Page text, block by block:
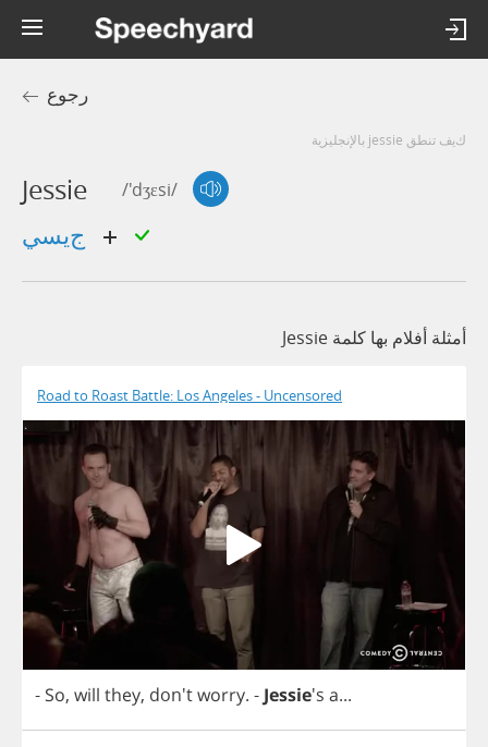
رجوع
كيف تنطق jessie بالإنجليزية
Jessie /'dʒɛsi/
أمثلة أفلام بها كلمة Jessie
Road to Roast Battle: Los Angeles - Uncensored
- So, will they, don'tworry. - Jessie's a...